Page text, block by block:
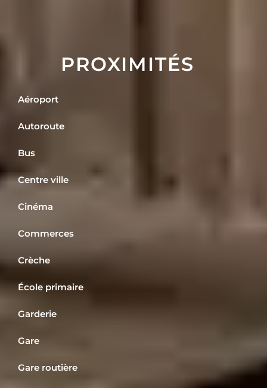
PROXIMITÉS
Aéroport
Autoroute
Bus
Centre ville
Cinéma
Commerces
Crèche
École primaire
Garderie
Gare
Gare routière